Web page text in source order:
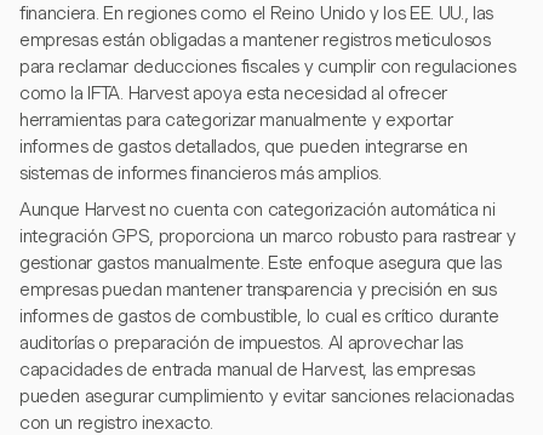
financiera. En regiones como el Reino Unido y los EE. UU., las
empresas están obligadas a mantener registros meticulosos
para reclamar deducciones fiscales y cumplir con regulaciones
como la IFTA. Harvest apoya esta necesidad al ofrecer
herramientas para categorizar manualmente y exportar
informes de gastos detallados, que pueden integrarse en
sistemas de informes financieros más amplios.
Aunque Harvest no cuenta con categorización automática ni
integración GPS, proporciona un marco robusto para rastrear y
gestionar gastos manualmente. Este enfoque asegura que las
empresas puedan mantener transparencia y precisión en sus
informes de gastos de combustible, lo cual es crítico durante
auditorías o preparación de impuestos. Al aprovechar las
capacidades de entrada manual de Harvest, las empresas
pueden asegurar cumplimiento y evitar sanciones relacionadas
con un registro inexacto.